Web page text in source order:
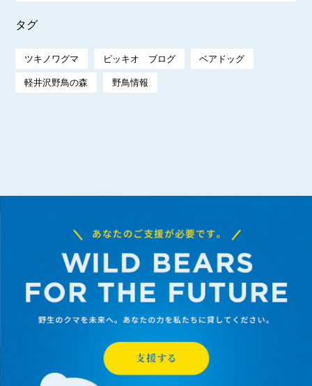
タグ
ツキノワグマ ピッキオ ブログ ベアドッグ
軽井沢野鳥の森 野鳥情報